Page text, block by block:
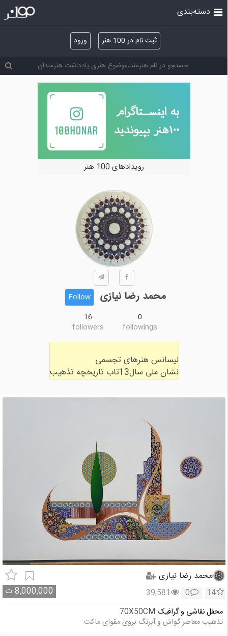
ثبت نام در 100 هنر ورود
دسته‌بندی
خرید و فروش آثار هنری
محمد رضا نیازی
Follow
0
followings
16
followers
نشان ملی سال13تاب تاریخچه تذهیب
محمد رضا نیازی
8,000,000ت 14
0
39,581
محفل نقاشی و گرافیک 70X50CM
تذهیب معاصر گواش و آبرنگ بروی مقوای ماکت